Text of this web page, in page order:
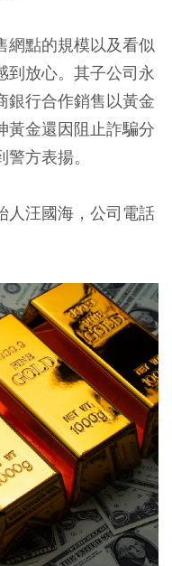
網點的規模以及看似
放心。 其子公司永
銀行合作銷售以黃金
黃金還因阻止詐騙分
方表揚。
人汪國海，公司電話